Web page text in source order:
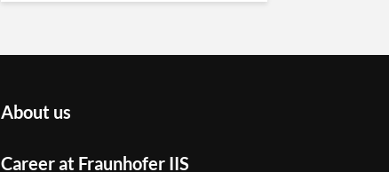
About us
Career at Fraunhofer IIS